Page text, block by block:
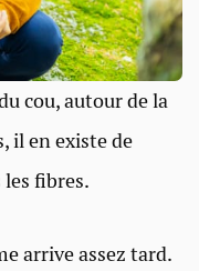
cou, autour de la
il en existe de
fibres.
arrive assez tard.